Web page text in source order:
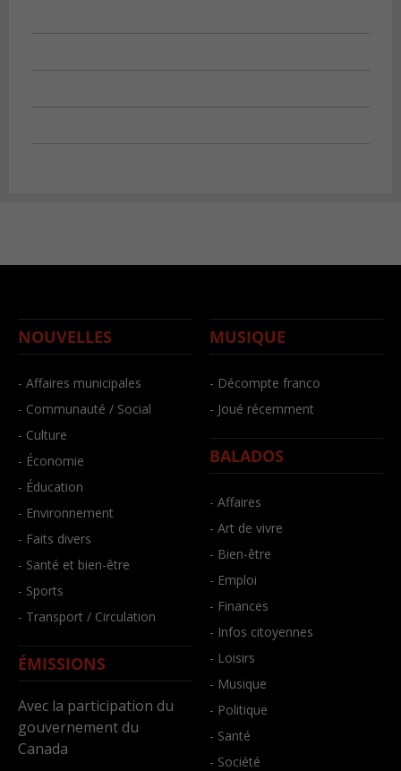
NOUVELLES
- Affaires municipales
- Communauté / Social
- Culture
- Économie
- Éducation
- Environnement
- Faits divers
- Santé et bien-être
- Sports
- Transport / Circulation
ÉMISSIONS
Avec la participation du
gouvernement du
Canada
MUSIQUE
- Décompte franco
- Joué récemment
BALADOS
- Affaires
- Art de vivre
- Bien-être
- Emploi
- Finances
- Infos citoyennes
- Loisirs
- Musique
- Politique
- Santé
- Société